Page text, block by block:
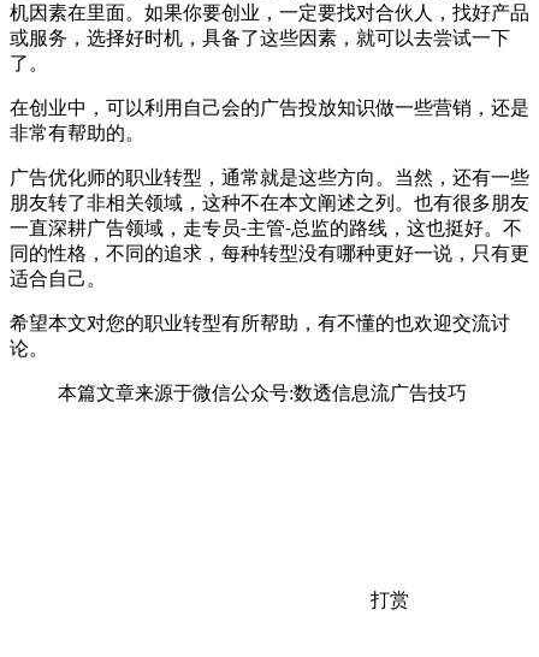
机因素在里面。如果你要创业，一定要找对合伙人，找好产品
或服务，选择好时机，具备了这些因素，就可以去尝试一下
了。
在创业中，可以利用自己会的广告投放知识做一些营销，还是
非常有帮助的。
广告优化师的职业转型，通常就是这些方向。当然，还有一些
朋友转了非相关领域，这种不在本文阐述之列。也有很多朋友
一直深耕广告领域，走专员-主管-总监的路线，这也挺好。不
同的性格，不同的追求，每种转型没有哪种更好一说，只有更
适合自己。
希望本文对您的职业转型有所帮助，有不懂的也欢迎交流讨
论。
本篇文章来源于微信公众号:数透信息流广告技巧
打赏